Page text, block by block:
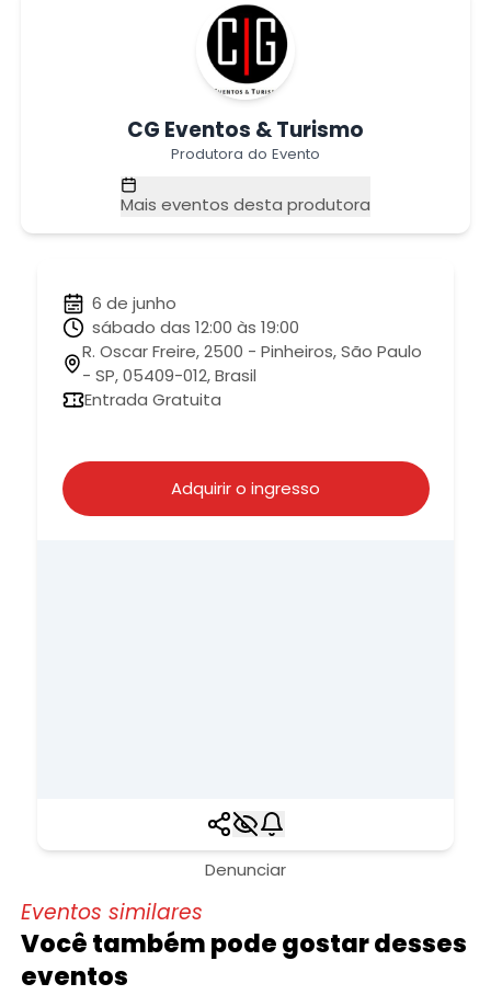
CG Eventos & Turismo
Produtora do Evento
Mais eventos desta produtora
6 de junho
sábado das 12:00 às 19:00
R. Oscar Freire, 2500 - Pinheiros, São Paulo
- SP, 05409-012, Brasil
Entrada Gratuita
Adquirir o ingresso
Denunciar
Eventos similares
Você também pode gostar desses
eventos